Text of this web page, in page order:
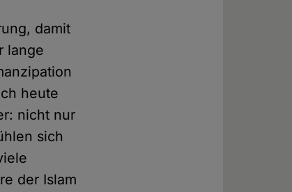
damit
lange
heute
nicht nur
sich
der Islam